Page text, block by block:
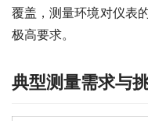
覆盖，测量环境对仪表
极高要求。
典型测量需求与